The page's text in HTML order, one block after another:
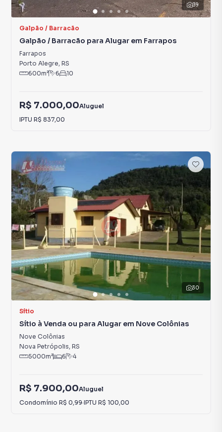
39
Galpão / Barracão
Galpão / Barracão para Alugar em Farrapos
Farrapos
Porto Alegre, RS
600m² 6 10
R$ 7.000,00Aluguel
IPTU R$ 837,00
30
Sítio
Sítio à Venda ou para Alugar em Nove Colônias
Nove Colônias
Nova Petrópolis, RS
5000m² 6 4
R$ 7.900,00Aluguel
Condomínio R$ 0,99·IPTU R$ 100,00